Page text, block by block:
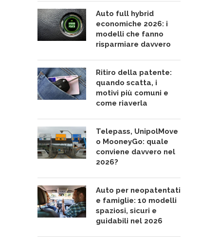
Auto full hybrid
economiche 2026: i
modelli che fanno
risparmiare davvero
Ritiro della patente:
quando scatta, i
motivi più comuni e
come riaverla
Telepass, UnipolMove
o MooneyGo: quale
conviene davvero nel
2026?
Auto per neopatentati
e famiglie: 10 modelli
spaziosi, sicuri e
guidabili nel 2026